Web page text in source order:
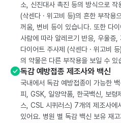
소, 신진대사 촉진 등의 방식으로 작
(삭센다 · 위고비 등)의 흔한 부작용
꺼움, 변비 등이 있습니다. 또한 다
사람에 따라 알레르기 반응, 우울증
다이어트 주사제 (삭센다 · 위고비
의 약물은 다른 부작용을 보일 수 있
독감 예방접종 제조사와 백신
국내에서 독감 예방접종이 가능한
피, GSK, 일양약품, 한국백신, 보령
스, CSL 시퀴러스) 7개의 제조사에
있어요. 병원 별 독감 백신 보유 재